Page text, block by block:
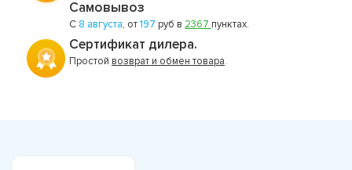
Самовывоз
С 8 августа, от197 руб в 2367 пунктах.
Сертификат дилера.
Простой возврат и обмен товара.